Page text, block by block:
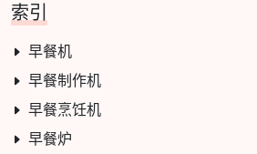
索引
早餐机
早餐制作机
早餐烹饪机
早餐炉